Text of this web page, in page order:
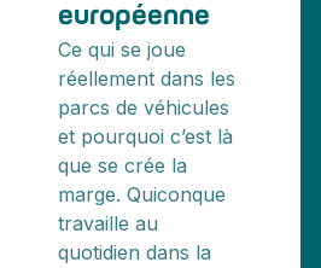
européenne
Ce qui se joue
réellement dans les
parcs de véhicules
et pourquoi c’est là
que se crée la
marge. Quiconque
travaille au
quotidien dans la